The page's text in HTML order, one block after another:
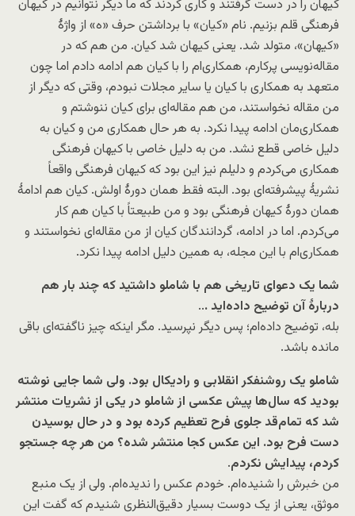
کیهان را در دست گرفتند و کاری کردند که ما دیگر نتوانیم در کیهان
فرهنگی قلم بزنیم. نام «کیان» با برداشتن حرف «ه» از واژۀ
«کیهان»، متولد شد. یعنی کیهان شد کیان. من هم که در
مقاله‌نویسی پرکارم، همکاری‌ام را با کیان هم ادامه دادم اما چون
متعهد به همکاری با کیان یا سایر مجلات نبودم، وقتی که دیگر از
من مقاله نخواستند، من هم مقاله‌ای برای کیان ننوشتم و
همکاری‌مان ادامه پیدا نکرد. به هر حال همکاری من و کیان به
دلیل خاصی قطع نشد. من به دلیل خاصی با کیهان فرهنگی
همکاری می‌کردم و دلیلم نیز این بود که کیهان فرهنگی واقعاً
نشریۀ پیشرفته‌ای بود. البته فقط همان دورۀ اولش. کیان هم ادامۀ
همان دورۀ کیهان فرهنگی بود و من طبیعتاً با کیان هم کار
می‌کردم. اما در ادامه، گردانندگان کیان از من مقاله‌ای نخواستند و
همکاری‌ام با این مجله، به همین دلیل ادامه پیدا نکرد.
شما یک دعوای تاریخی هم با شاملو داشتید که چند بار هم
دربارۀ آن توضیح داده‌اید ...
بله، توضیح داده‌ام؛ پس دیگر نپرسید. مگر اینکه چیز ناگفته‌ای باقی
مانده باشد.
شاملو یک روشنفکر انقلابی و رادیکال بود. ولی شما جایی نوشته
بودید که سال‌ها پیش عکسی از شاملو در یکی از نشریات منتشر
شد که تمام‌قد جلوی فرح تعظیم کرده بود و در حال بوسیدن
دست فرح بود. این عکس کجا منتشر شده؟ من هر چه جستجو
کردم، پیدایش نکردم.
من خبرش را شنیده‌ام. خودم عکس را ندیده‌ام. ولی از یک منبع
موثق، یعنی از یک دوست بسیار دقیق‌النظری شنیدم که گفت این